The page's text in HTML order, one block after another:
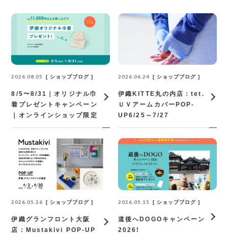
2026.08.05 ショップブログ
8/5〜8/31｜オリジナル巾
着プレゼントキャンペーン
｜オンラインショップ限定
2026.06.24 ショップブログ
伊織KITTE丸の内店：tet.
ＵＶアームカバーPOP‐
UP6/25～7/27
2026.05.26 ショップブログ
伊織グランフロント大阪
店：Mustakivi POP-UP
2026.05.15 ショップブログ
道後へDOGOキャンペーン
2026!